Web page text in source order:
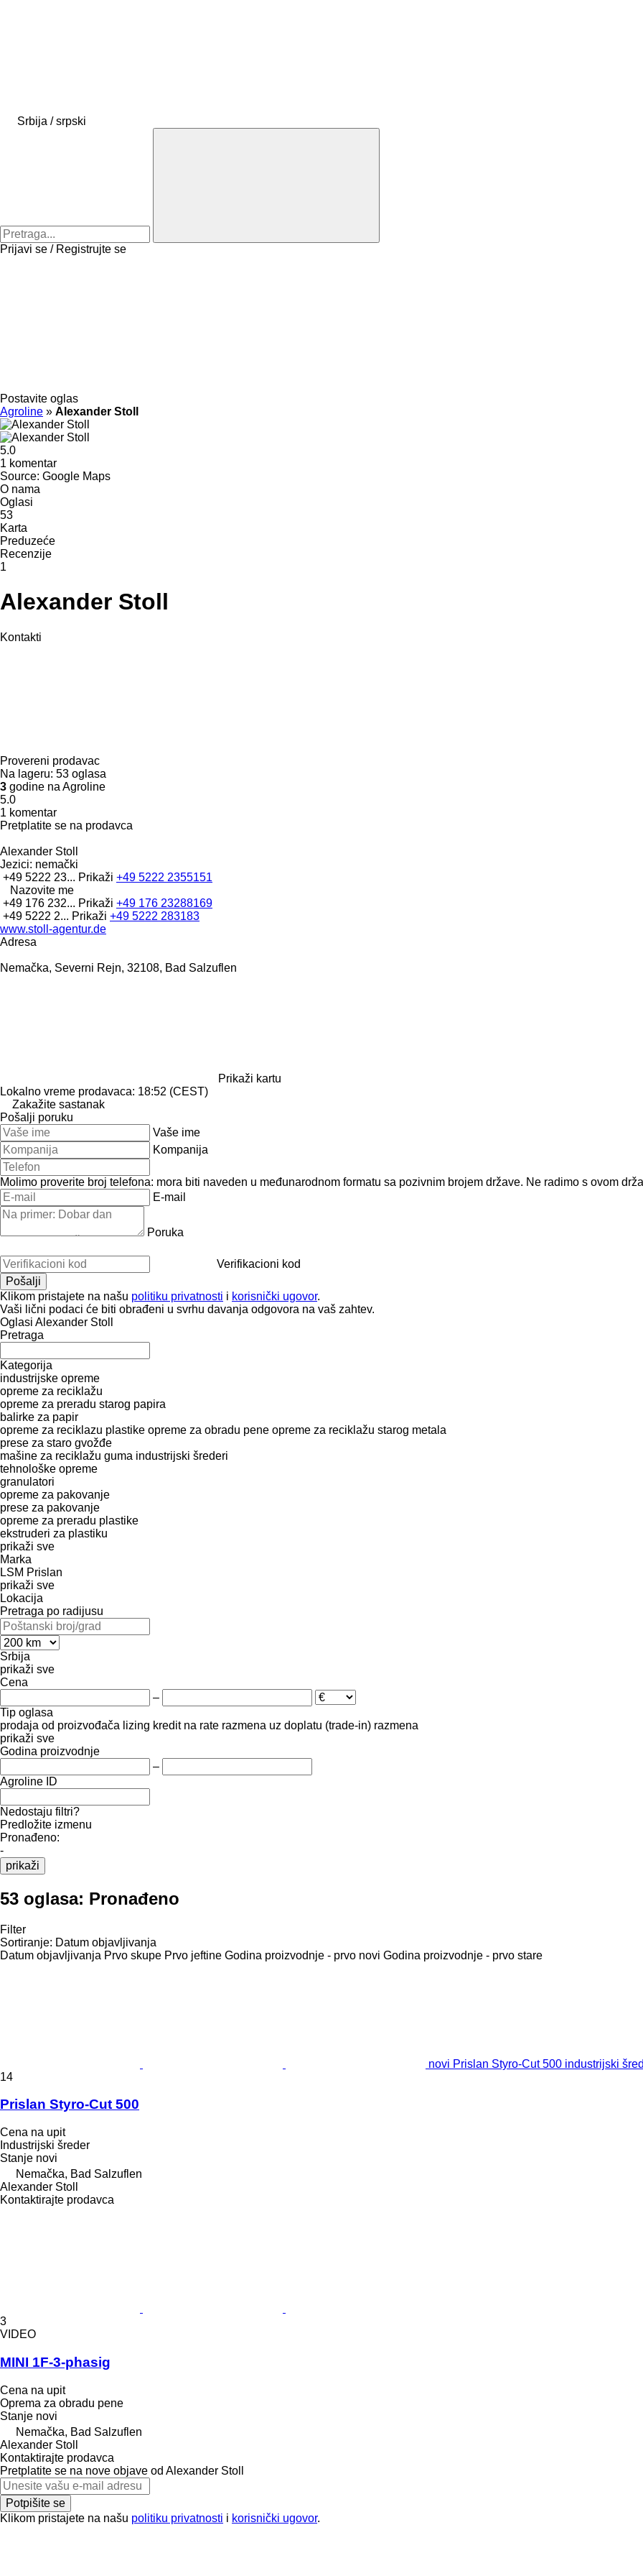
Srbija / srpski
Prijavi se / Registrujte se
Postavite oglas
Agroline » Alexander Stoll
5.0
1 komentar
Source: Google Maps
O nama
Oglasi
53
Karta
Preduzeće
Recenzije
1
Alexander Stoll
Kontakti
Provereni prodavac
Na lageru: 53 oglasa
3 godine na Agroline
5.0
1 komentar
Pretplatite se na prodavca
Alexander Stoll
Jezici: nemački
+49 5222 23... Prikaži +49 5222 2355151
Nazovite me
+49 176 232... Prikaži +49 176 23288169
+49 5222 2... Prikaži +49 5222 283183
www.stoll-agentur.de
Adresa
Nemačka, Severni Rejn, 32108, Bad Salzuflen
Prikaži kartu
Lokalno vreme prodavaca: 18:52 (CEST)
Zakažite sastanak
Pošalji poruku
Vaše ime
Kompanija
Molimo proverite broj telefona: mora biti naveden u međunarodnom formatu sa pozivnim brojem države. Ne radimo s ovom
E-mail
Poruka
Verifikacioni kod
Klikom pristajete na našu politiku privatnosti i korisnički ugovor.
Vaši lični podaci će biti obrađeni u svrhu davanja odgovora na vaš zahtev.
Oglasi Alexander Stoll
Pretraga
Kategorija
industrijske opreme
opreme za reciklažu
opreme za preradu starog papira
balirke za papir
opreme za reciklazu plastike opreme za obradu pene opreme za reciklažu starog metala
prese za staro gvožđe
mašine za reciklažu guma industrijski šrederi
tehnološke opreme
granulatori
opreme za pakovanje
prese za pakovanje
opreme za preradu plastike
ekstruderi za plastiku
prikaži sve
Marka
LSM Prislan
prikaži sve
Lokacija
Pretraga po radijusu
Srbija
prikaži sve
Cena
–
Tip oglasa
prodaja od proizvođača lizing kredit na rate razmena uz doplatu (trade-in) razmena
prikaži sve
Godina proizvodnje
–
Agroline ID
Nedostaju filtri?
Predložite izmenu
Pronađeno:
-
prikaži
53 oglasa: Pronađeno
Filter
Sortiranje: Datum objavljivanja
Datum objavljivanja Prvo skupe Prvo jeftine Godina proizvodnje - prvo novi Godina proizvodnje - prvo stare
novi Prislan Styro-Cut 500 industrijski
14
Prislan Styro-Cut 500
Cena na upit
Industrijski šreder
Stanje novi
Nemačka, Bad Salzuflen
Alexander Stoll
Kontaktirajte prodavca
3
VIDEO
MINI 1F-3-phasig
Cena na upit
Oprema za obradu pene
Stanje novi
Nemačka, Bad Salzuflen
Alexander Stoll
Kontaktirajte prodavca
Pretplatite se na nove objave od Alexander Stoll
Potpišite se
Klikom pristajete na našu politiku privatnosti i korisnički ugovor.